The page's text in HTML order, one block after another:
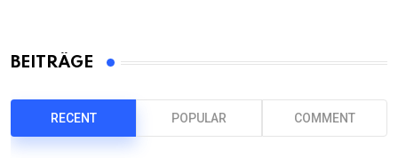
BEITRÄGE
RECENT POPULAR COMMENT